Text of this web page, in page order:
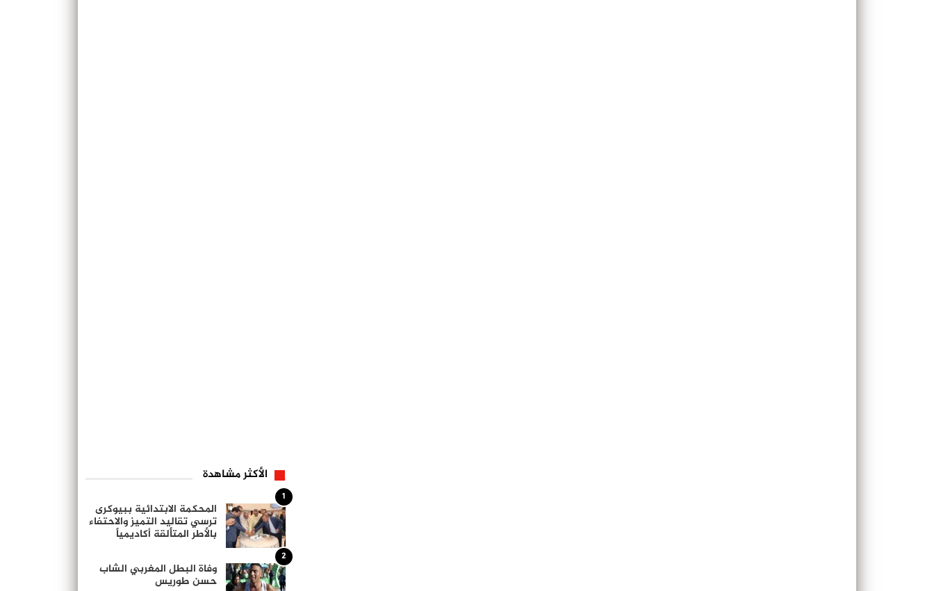
الأكثر مشاهدة
1
المحكمة الابتدائية ببيوكرى
ترسي تقاليد التميز والاحتفاء
بالأطر المتألقة أكاديمياً
2
وفاة البطل المغربي الشاب
حسن طوريس